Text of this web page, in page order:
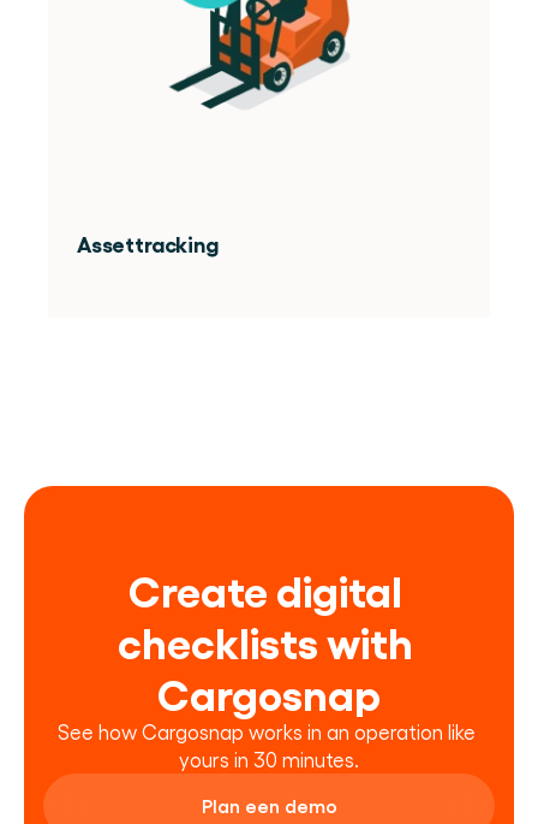
Assettracking
Create digital
checklists with
Cargosnap
See how Cargosnap works in an operation like
yours in 30 minutes.
Plan een demo